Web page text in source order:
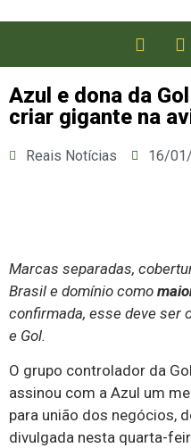
Azul e dona da
criar gigante na
Reais Notícias 16/
Marcas separadas,
Brasil e domínio como
confirmada, esse deve ser
e Gol.
O grupo controlador da
assinou com a Azul um
para união dos negócios,
divulgada nesta quarta-